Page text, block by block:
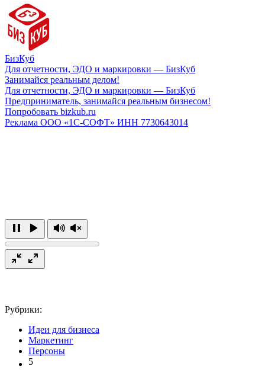
БизКуб
Для отчетности, ЭДО и маркировки — БизКуб
Занимайся реальным делом!
Для отчетности, ЭДО и маркировки — БизКуб
Предприниматель, занимайся реальным бизнесом!
Попробовать bizkub.ru
Реклама ООО «1С-СОФТ» ИНН 7730643014
Рубрики:
Идеи для бизнеса
Маркетинг
Персоны
5